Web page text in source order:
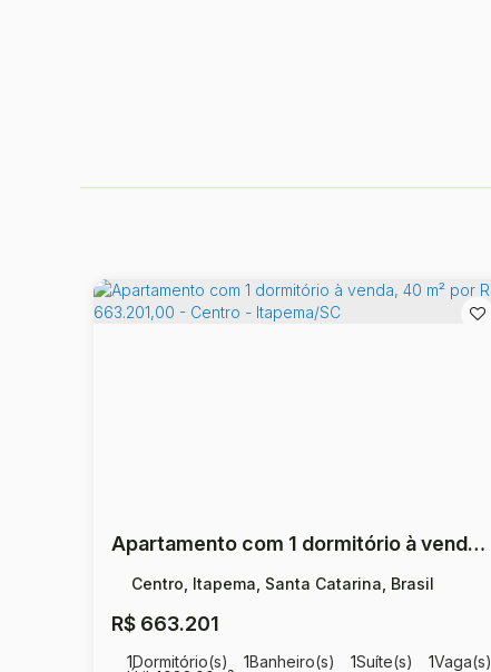
Apartamento com 1 dormitório à venda, 40 m² por R$ 663.201,00 - Centro - Itapema/SC
R$ 663.201
Centro, Itapema, Santa Catarina, Brasil
1Dormitório(s) 1Banheiro(s) 1Suíte(s) 1Vaga(s)